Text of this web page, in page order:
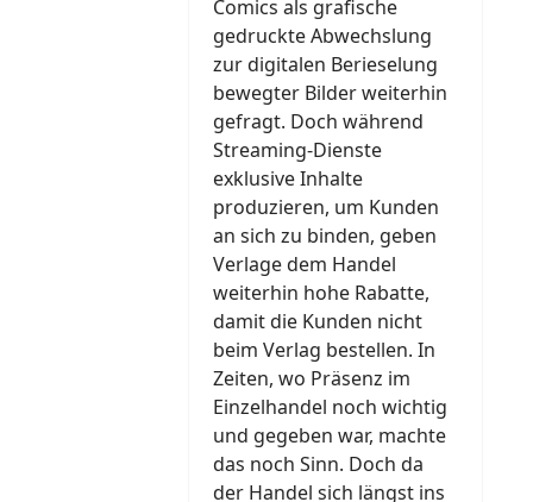
Comics als grafische
gedruckte Abwechslung
zur digitalen Berieselung
bewegter Bilder weiterhin
gefragt. Doch während
Streaming-Dienste
exklusive Inhalte
produzieren, um Kunden
an sich zu binden, geben
Verlage dem Handel
weiterhin hohe Rabatte,
damit die Kunden nicht
beim Verlag bestellen. In
Zeiten, wo Präsenz im
Einzelhandel noch wichtig
und gegeben war, machte
das noch Sinn. Doch da
der Handel sich längst ins